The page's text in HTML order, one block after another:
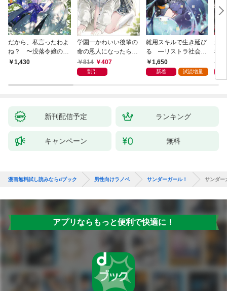
だから、私言ったわよ
ね？ 〜没落令嬢の案
外楽しい領地改革〜
1,430
学園一かわいい後輩の
命の恩人になったら、
通い妻になって関係を
迫ってくる。
814 407
割引
雑用スキルで生き延び
る —リストラ社会人
のソロダンジョン攻略
記—
1,650
新着 試読増量
私
戻
し
新刊配信予定 ランキング
キャンペーン 無料
漫画無料試し読みならdブック 男性向けラノベ サンダーガール！ サンダー
アプリならもっと便利で快適に！